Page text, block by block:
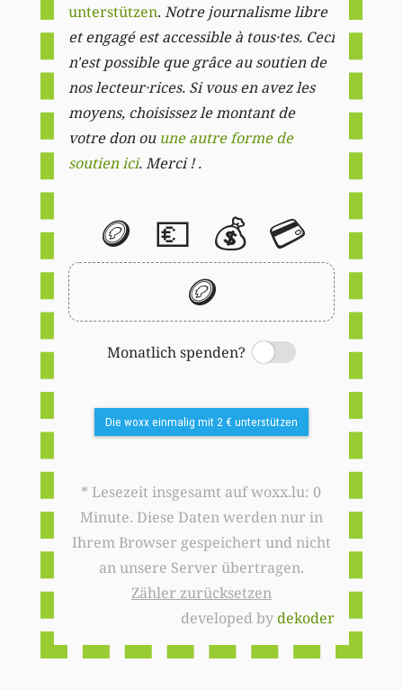
unterstützen. Notre journalisme libre
et engagé est accessible à tous·tes. Ceci
n'est possible que grâce au soutien de
nos lecteur·rices. Si vous en avez les
moyens, choisissez le montant de
votre don ou une autre forme de
soutien ici. Merci ! .
🪙 💶 💰 💳
🪙
Monatlich spenden?
Switch
Die woxx einmalig mit 2 € unterstützen
* Lesezeit insgesamt auf woxx.lu: 0
Minute. Diese Daten werden nur in
Ihrem Browser gespeichert und nicht
an unsere Server übertragen.
Zähler zurücksetzen
developed bydekoder